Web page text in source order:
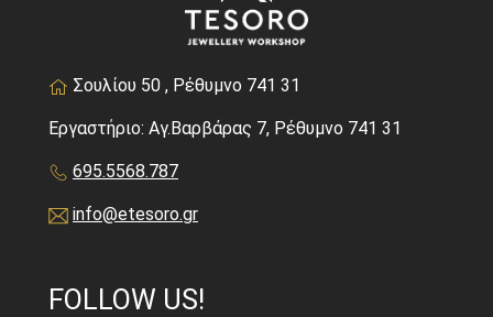
Σουλίου 50 , Ρέθυμνο 741 31
Εργαστήριο: Αγ.Βαρβάρας 7, Ρέθυμνο 741 31
695.5568.787
info@etesoro.gr
FOLLOW US!